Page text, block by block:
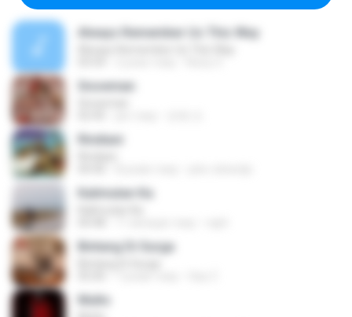
Always Remember Us This Way
Snowman
Rindiani
Kalimutan Ka
Bintang Di Surga
Multo